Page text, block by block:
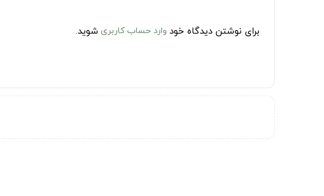
برای نوشتن دیدگاه خود وارد حساب کاربری شوید.